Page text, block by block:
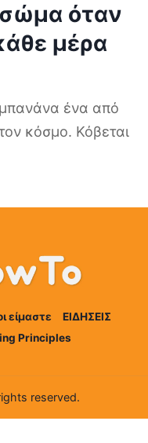
σώμα όταν
μέρα
μπανάνα ένα από
κόσμο. Κόβεται
είμαστε
ΕΙΔΗΣΕΙΣ
Principles
reserved.